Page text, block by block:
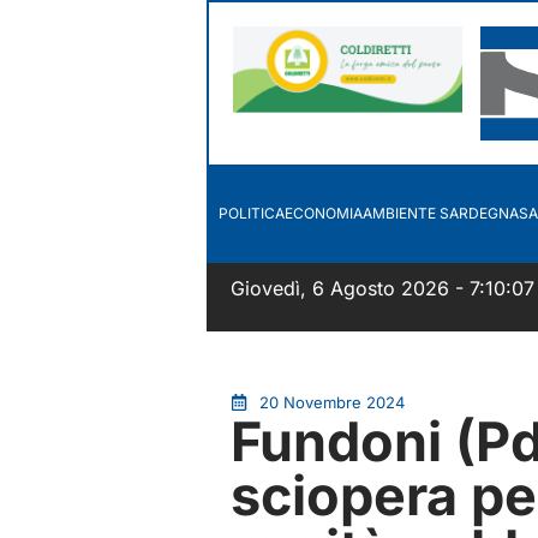
POLITICAECONOMIAAMBIENTE SARDEGNA
Giovedì, 6 Agosto 2026 - 7:10:07
20 Novembre 2024
Fundoni
sciopera